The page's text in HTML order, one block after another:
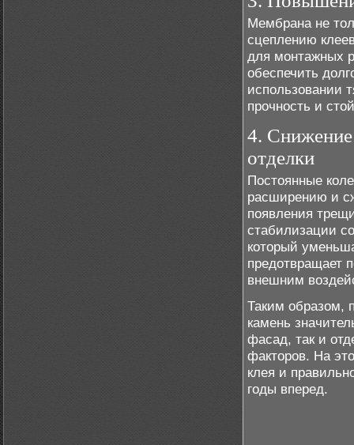
Мембрана не
сцеплению
для монтажных
обеспечить
использовании
прочность и
4.
отделки
Постоянные
расширению и
появления
стабилизации
который
предотвращает
внешним
Таким образом,
камень
фасад, так и
факторов. На
клея и
годы вперед.